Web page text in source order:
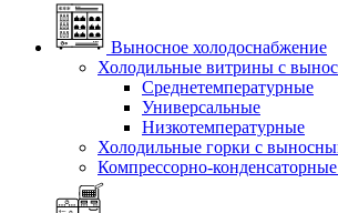
Выносное холодоснабжение
Холодильные витрины с
Среднетемпературные
Универсальные
Низкотемпературные
Холодильные горки с
Компрессорно-